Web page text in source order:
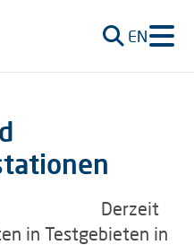
EN
Derzeit
in Testgebieten in